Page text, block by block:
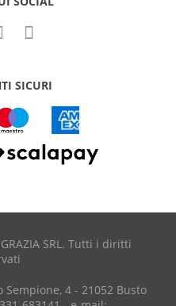
SICURI
SRL. Tutti i diritti
Sempione, 4 - 21052 Busto